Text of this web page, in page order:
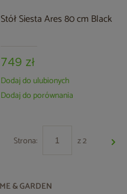
& GARDEN
Stół Siesta Ares 80 cm Black
749 zł
Dodaj do ulubionych
Dodaj do porównania
Strona: z 2